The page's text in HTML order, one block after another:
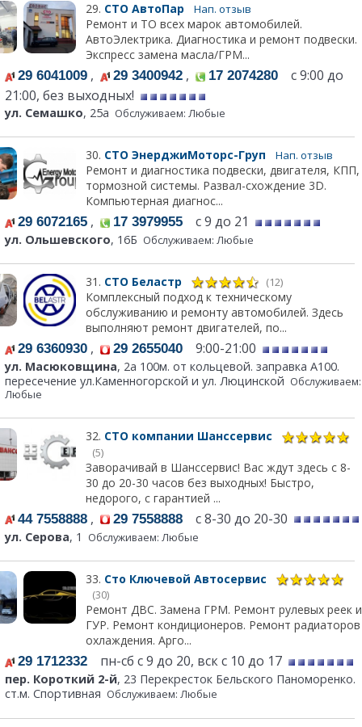
29. СТО АвтоПар Нап. отзыв
Ремонт и ТО всех марок автомобилей.
АвтоЭлектрика. Диагностика и ремонт подвески.
Экспресс замена масла/ГРМ...
29 6041009 , 29 3400942 , 17 2074280 с 9:00 до
21:00, без выходных!
ул. Семашко, 25а Обслуживаем: Любые
30. СТО ЭнерджиМоторс-Груп Нап. отзыв
Ремонт и диагностика подвески, двигателя, КПП,
тормозной системы. Развал-схождение 3D.
Компьютерная диагнос...
29 6072165 , 17 3979955 с 9 до 21
ул. Ольшевского, 16Б Обслуживаем: Любые
31. СТО Беластр (12)
Комплексный подход к техническому
обслуживанию и ремонту автомобилей. Здесь
выполняют ремонт двигателей, по...
29 6360930 , 29 2655040 9:00-21:00
ул. Масюковщина, 2а 100м. от кольцевой. заправка А100.
пересечение ул.Каменногорской и ул. Люцинской Обслуживаем:
Любые
32. СТО компании Шанссервис
(5)
Заворачивай в Шанссервис! Вас ждут здесь с 8-
30 до 20-30 часов без выходных! Быстро,
недорого, с гарантией ...
44 7558888 , 29 7558888 с 8-30 до 20-30
ул. Серова, 1 Обслуживаем: Любые
33. Сто Ключевой Автосервис
(30)
Ремонт ДВС. Замена ГРМ. Ремонт рулевых реек и
ГУР. Ремонт кондиционеров. Ремонт радиаторов
охлаждения. Арго...
29 1712332 пн-сб с 9 до 20, вск с 10 до 17
пер. Короткий 2-й, 23 Перекресток Бельского Паноморенко.
ст.м. Спортивная Обслуживаем: Любые